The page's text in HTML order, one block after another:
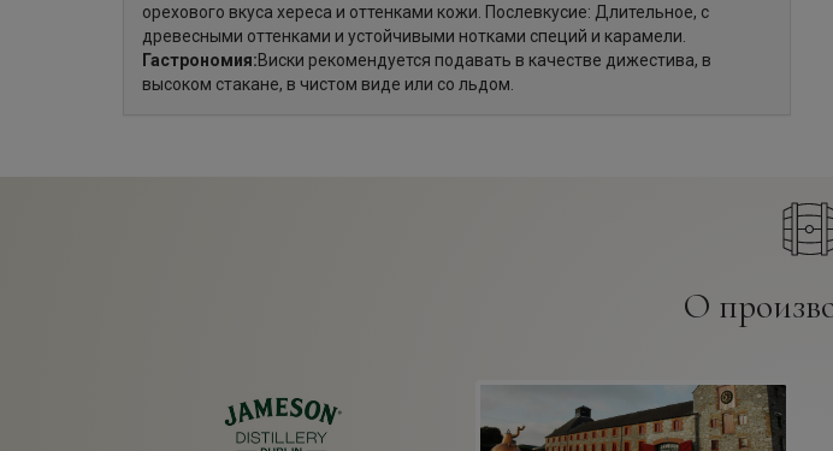
орехового вкуса хереса и оттенками кожи. Послевкусие: Длительное, с
древесными оттенками и устойчивыми нотками специй и карамели.
Гастрономия:Виски рекомендуется подавать в качестве дижестива, в
высоком стакане, в чистом виде или со льдом.
О